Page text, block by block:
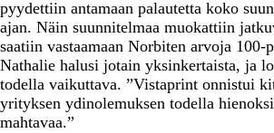
pyydettiin antamaan palautetta koko
ajan. Näin suunnitelmaa muokattiin
saatiin vastaamaan Norbiten arvoja 100-
Nathalie halusi jotain yksinkertaista, ja
todella vaikuttava. ”Vistaprint onnistui
yrityksen ydinolemuksen todella
mahtavaa.”